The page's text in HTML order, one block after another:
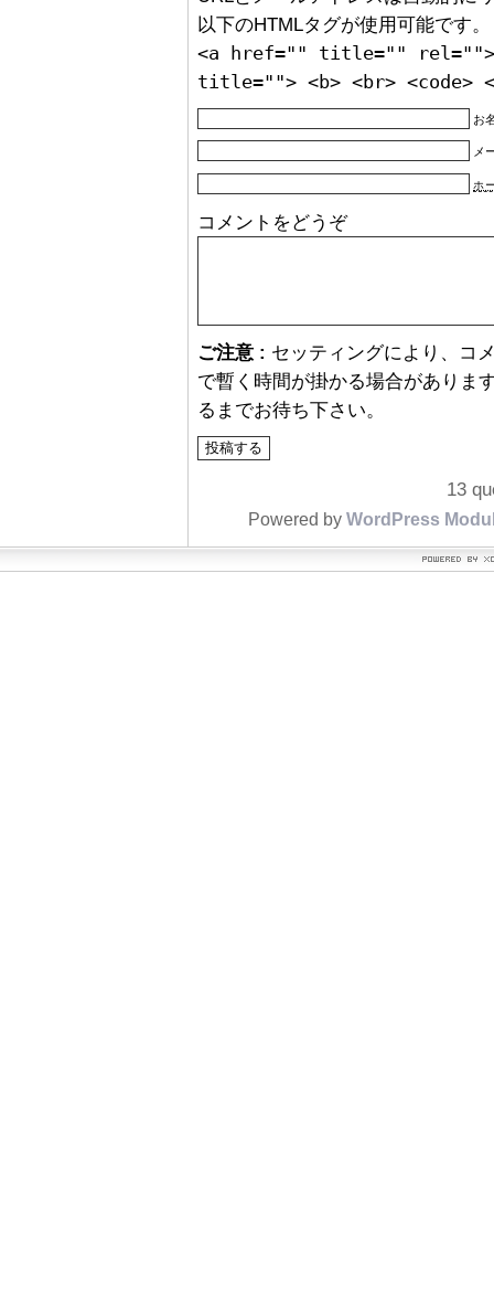
以下のHTMLタグが使用可能です。
<a href="" title="" rel="">
title=""> <b> <br> <code>
お
メ
ホ
コメントをどうぞ
ご注意 : セッティングにより、コ
で暫く時間が掛かる場合がありま
るまでお待ち下さい。
13
Powered by WordPress